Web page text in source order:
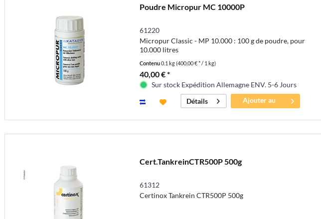
Poudre Micropur MC 10000P
61220
Micropur Classic - MP 10.000 : 100 g de poudre, pour
10.000 litres
Contenu0.1 kg(400,00 € * / 1 kg)
40,00 € *
Sur stock Expédition Allemagne ENV. 5-6 Jours
Détails
Ajouter au
panier
Cert.TankreinCTR500P 500g
61312
Certinox Tankrein CTR500P 500g